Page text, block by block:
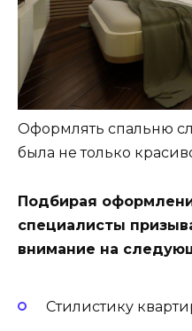
Оформлять спальню
была не только
Подбирая
специалисты
внимание на
Стилистику